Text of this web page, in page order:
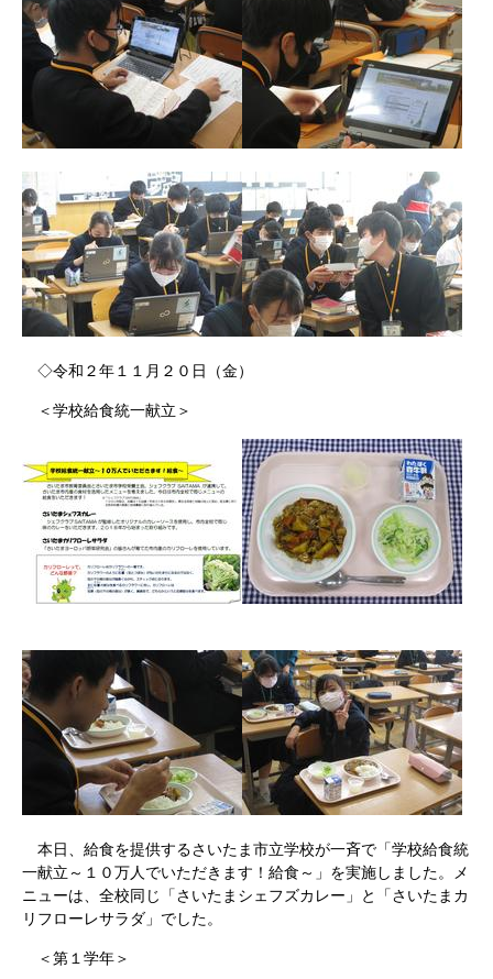
◇令和２年１１月２０日（金）
＜学校給食統一献立＞
本日、給食を提供するさいたま市立学校が一斉で「学校給食統
一献立～１０万人でいただきます！給食～」を実施しました。メ
ニューは、全校同じ「さいたまシェフズカレー」と「さいたまカ
リフローレサラダ」でした。
＜第１学年＞